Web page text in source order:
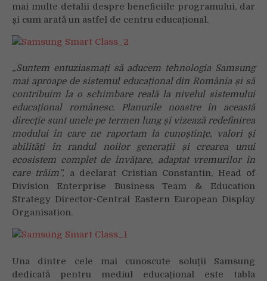
mai multe detalii despre beneficiile programului, dar
și cum arată un astfel de centru educațional.
„Suntem entuziasmați să aducem tehnologia Samsung
mai aproape de sistemul educațional din România și să
contribuim la o schimbare reală la nivelul sistemului
educațional românesc. Planurile noastre în această
direcție sunt unele pe termen lung și vizează redefinirea
modului în care ne raportam la cunoștințe, valori și
abilități în randul noilor generații și crearea unui
ecosistem complet de învățare, adaptat vremurilor în
care trăim”, a declarat Cristian Constantin, Head of
Division Enterprise Business Team & Education
Strategy Director-Central Eastern European Display
Organisation.
Una dintre cele mai cunoscute soluții Samsung
dedicată pentru mediul educațional este tabla